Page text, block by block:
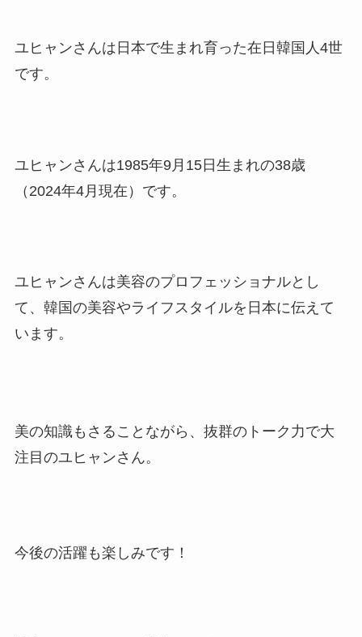
ユヒャンさんは日本で生まれ育った在日韓国人4世
です。
ユヒャンさんは1985年9月15日生まれの38歳
（2024年4月現在）です。
ユヒャンさんは美容のプロフェッショナルとし
て、韓国の美容やライフスタイルを日本に伝えて
います。
美の知識もさることながら、抜群のトーク力で大
注目のユヒャンさん。
今後の活躍も楽しみです！